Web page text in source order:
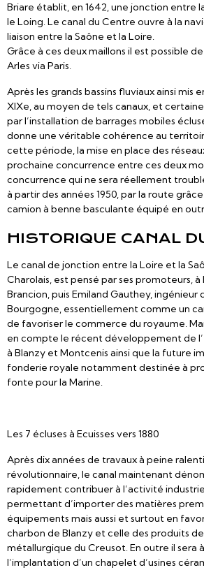
Briare établit, en 1642, une jonction entre
le Loing. Le canal du Centre ouvre à la
liaison entre la Saône et la Loire.
Grâce à ces deux maillons il est possible
Arles via Paris.
Après les grands bassins fluviaux ainsi mis
XIXe, au moyen de tels canaux, et
par l’installation de barrages mobiles
donne une véritable cohérence au
cette période, la mise en place des
prochaine concurrence entre ces deux
concurrence qui ne sera réellement
à partir des années 1950, par la route
camion à benne basculante équipé en
HISTORIQUE CANAL
Le canal de jonction entre la Loire et la
Charolais, est pensé par ses promoteurs, à
Brancion, puis Emiland Gauthey, ingénieur
Bourgogne, essentiellement comme un
de favoriser le commerce du royaume.
en compte le récent développement de
à Blanzy et Montcenis ainsi que la future
fonderie royale notamment destinée à
fonte pour la Marine.
Les 7 écluses à Ecuisses vers 1880
Après dix années de travaux à peine
révolutionnaire, le canal maintenant
rapidement contribuer à l’activité
permettant d’importer des matières
équipements mais aussi et surtout en
charbon de Blanzy et celle des produits de
métallurgique du Creusot. En outre il sera
l’implantation d’un chapelet d’usines